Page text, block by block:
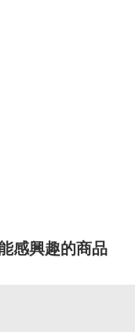
感興趣的商品